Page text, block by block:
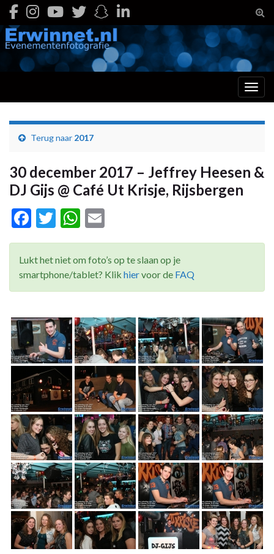
Terug naar 2017
30 december 2017 – Jeffrey Heesen &
DJ Gijs @ Café Ut Krisje, Rijsbergen
Facebook
TwitterWhatsApp
Lukt het niet om foto’s op te slaan op je
smartphone/tablet? Klik hiervoor de FAQ